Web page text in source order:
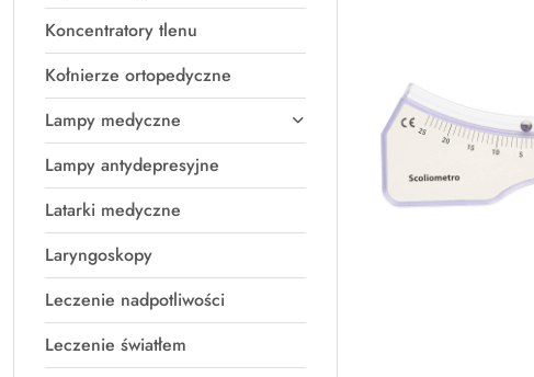
Koncentratory tlenu
Kołnierze ortopedyczne
Lampy medyczne
Lampy antydepresyjne
Latarki medyczne
Laryngoskopy
Leczenie nadpotliwości
Leczenie światłem